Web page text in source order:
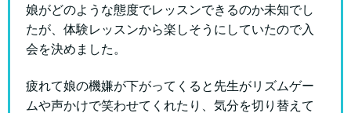
娘がどのような態度でレッスンできるのか未知でし
たが、体験レッスンから楽しそうにしていたので入
会を決めました。
疲れて娘の機嫌が下がってくると先生がリズムゲー
ムや声かけで笑わせてくれたり、気分を切り替えて